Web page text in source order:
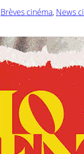
Brèves cinéma, News